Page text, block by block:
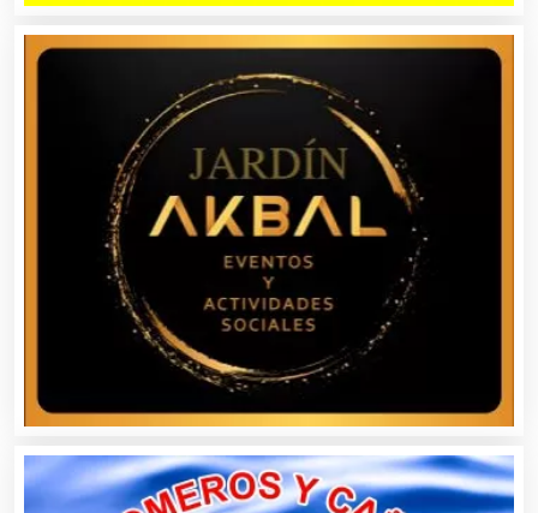
Asociaciones Empresariales
Audio, Sonido e Iluminación
Audios para Eventos
Autobuses
Automatización